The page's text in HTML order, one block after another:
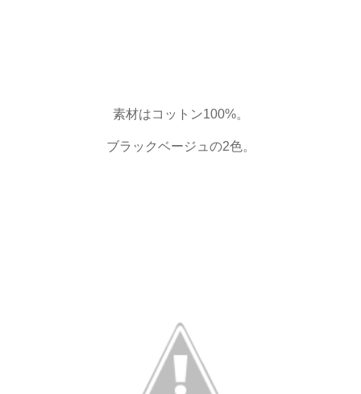
素材はコットン100%。
ブラックベージュの2色。